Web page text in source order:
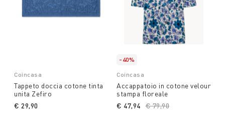
Coincasa
Tappeto doccia cotone tinta
unita Zefiro
€ 29,90
-40%
Coincasa
Accappatoio in cotone velour
stampa floreale
Price reduced from
€ 79,90
€ 47,94